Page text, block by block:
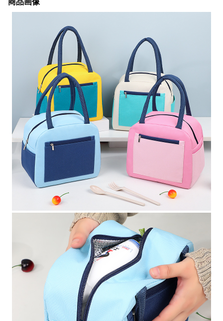
商品画像